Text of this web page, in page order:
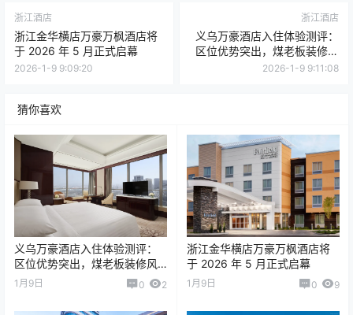
浙江酒店
浙江金华横店万豪万枫酒店将
于 2026 年 5 月正式启幕
2026-1-9 9:09:20
浙江酒店
义乌万豪酒店入住体验测评：
区位优势突出，煤老板装修风
格
2026-1-9 9:11:08
猜你喜欢
义乌万豪酒店入住体验测评：
区位优势突出，煤老板装修风
格
1月9日 0 2
浙江金华横店万豪万枫酒店将
于 2026 年 5 月正式启幕
1月9日 0 9